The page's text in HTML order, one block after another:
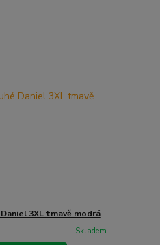
3XL tmavě modrá
Skladem